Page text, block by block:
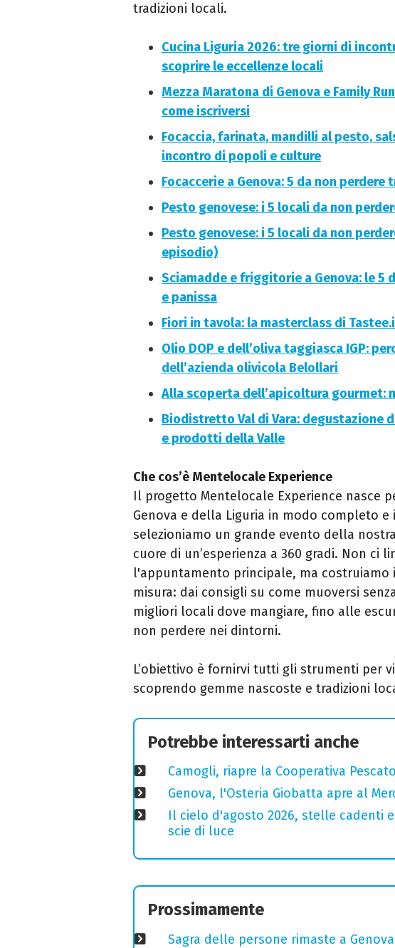
tradizioni locali.
Cucina Liguria 2026: tre giorni di
scoprire le eccellenze locali
Mezza Maratona di Genova e Family
come iscriversi
Focaccia, farinata, mandilli al pesto,
incontro di popoli e culture
Focaccerie a Genova: 5 da non
Pesto genovese: i 5 locali da non
Pesto genovese: i 5 locali da non
episodio)
Sciamadde e friggitorie a Genova: le 5
e panissa
Fiori in tavola: la masterclass di
Olio DOP e dell’oliva taggiasca IGP:
dell’azienda olivicola Belollari
Alla scoperta dell’apicoltura gourmet:
Biodistretto Val di Vara: degustazione
e prodotti della Valle
Che cos’è Mentelocale Experience
Il progetto Mentelocale Experience nasce
Genova e della Liguria in modo completo
selezioniamo un grande evento della
cuore di un’esperienza a 360 gradi. Non ci
l'appuntamento principale, ma costruiamo
misura: dai consigli su come muoversi
migliori locali dove mangiare, fino alle
non perdere nei dintorni.
L’obiettivo è fornirvi tutti gli strumenti per
scoprendo gemme nascoste e tradizioni
Potrebbe interessarti anche
Camogli, riapre la Cooperativa
Genova, l'Osteria Giobatta apre al
Il cielo d'agosto 2026, stelle cadenti
scie di luce
Prossimamente
Sagra delle persone rimaste a